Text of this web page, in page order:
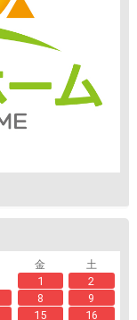
金
土
1
2
8
9
15
16